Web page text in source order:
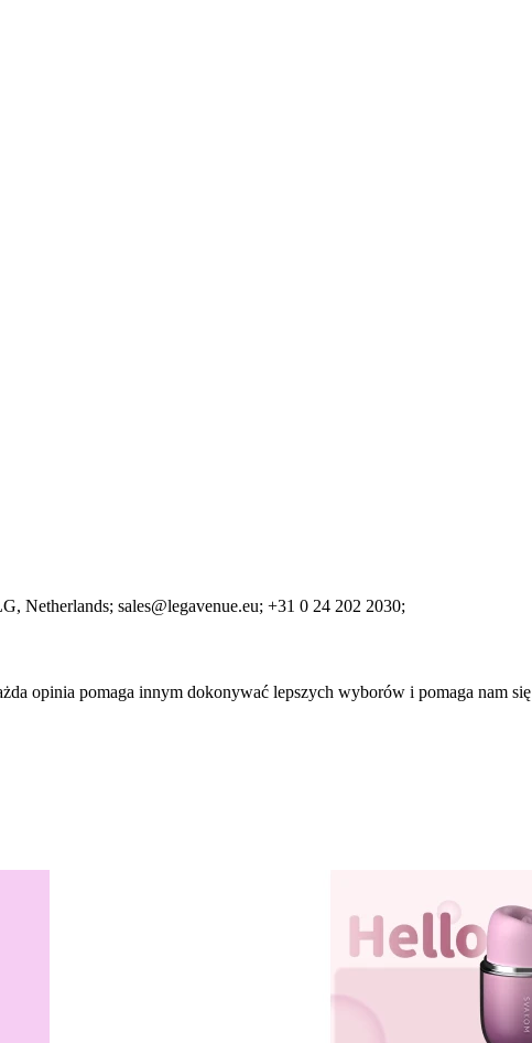
, Netherlands; sales@legavenue.eu; +31 0 24 202 2030;
opinia pomaga innym dokonywać lepszych wyborów i pomaga nam